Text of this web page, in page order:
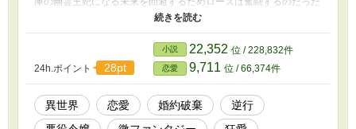
が、1回目の人生の時にローズを邪険に扱っていた王太子が何故か
れなくて拗らせまくっている暴走ローズと、ローズを愛し愛された
い病んでる王子の物語です。 ★注意事項★ 最初の数話がクッソ重
いだけで基本ギャク時々シリアス時々絶望です。まれにギャグあり
なのに痛々しいワードアリ、グロ注意、狂愛アリ、になります。
気分転換と他の作品にも興味持っていただきたくて書きました(´∀
｀) もう一つの作品である 【婚約者のいる側近と婚約させられた私
24h.ポイント 28pt
小説 22,352 位 / 228,832件
恋愛 9,711 位 / 66,374件
異世界 恋愛 婚約破棄
逆行